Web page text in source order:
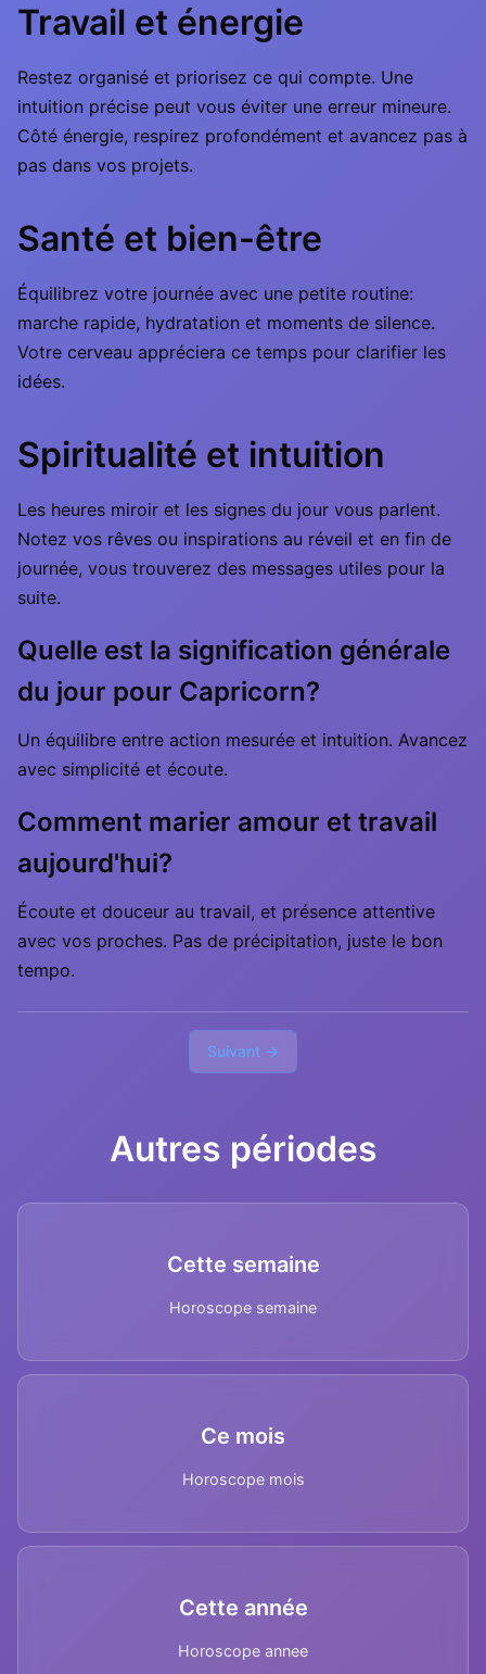
Travail et énergie
Restez organisé et priorisez ce qui compte. Une
intuition précise peut vous éviter une erreur mineure.
Côté énergie, respirez profondément et avancez pas à
pas dans vos projets.
Santé et bien-être
Équilibrez votre journée avec une petite routine:
marche rapide, hydratation et moments de silence.
Votre cerveau appréciera ce temps pour clarifier les
idées.
Spiritualité et intuition
Les heures miroir et les signes du jour vous parlent.
Notez vos rêves ou inspirations au réveil et en fin de
journée, vous trouverez des messages utiles pour la
suite.
Quelle est la signification générale
du jour pour Capricorn?
Un équilibre entre action mesurée et intuition. Avancez
avec simplicité et écoute.
Comment marier amour et travail
aujourd'hui?
Écoute et douceur au travail, et présence attentive
avec vos proches. Pas de précipitation, juste le bon
tempo.
Suivant →
Autres périodes
Cette semaine
Horoscope semaine
Ce mois
Horoscope mois
Cette année
Horoscope annee